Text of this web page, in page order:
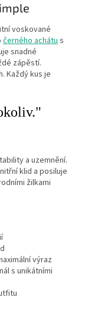
voskované
černého achátu s
snadné
zápěstí.
Každý kus je
a uzemnění.
klid a posiluje
žilkami
výraz
s unikátními